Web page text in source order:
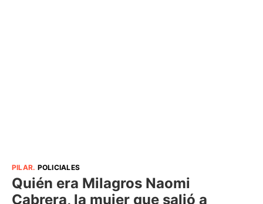
PILAR. POLICIALES
Quién era Milagros Naomi
Cabrera, la mujer que salió a